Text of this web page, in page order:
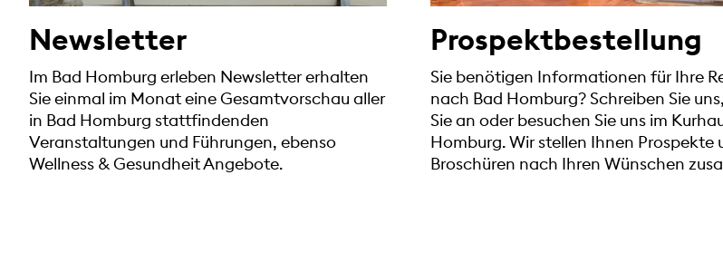
Newsletter
Im Bad Homburg erleben Newsletter erhalten
Sie einmal im Monat eine Gesamtvorschau aller
in Bad Homburg stattfindenden
Veranstaltungen und Führungen, ebenso
Wellness & Gesundheit Angebote.
Prospektbestellung
Sie benötigen Informationen für Ihre
nach Bad Homburg? Schreiben Sie
Sie an oder besuchen Sie uns im
Homburg. Wir stellen Ihnen Prospekte
Broschüren nach Ihren Wünschen